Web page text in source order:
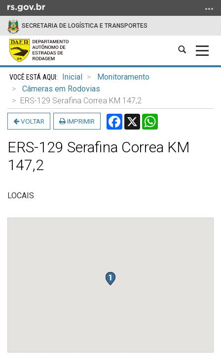
para
conteúdo
para
menu
para
SECRETARIA DE LOGÍSTICA E TRANSPORTES
Abrir
Início
conteúdo
Inicial
Monitoramento
Câmeras em Rodovias
ERS-129 Serafina Correa KM 147,2
VOLTAR IMPRIMIR Facebook
X
ERS-129 Serafina Correa KM
147,2
LOCAIS